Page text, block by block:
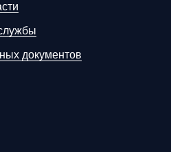
документов